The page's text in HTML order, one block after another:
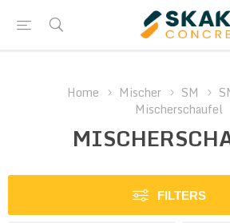
Home Mischer SM
Mischerschaufel
FILTERS